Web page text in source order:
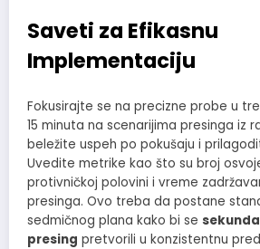
Saveti za Efikasnu
Implementaciju
Fokusirajte se na precizne probe u
15 minuta na scenarijima presinga iz
beležite uspeh po pokušaju i
Uvedite metrike kao što su broj
protivničkoj polovini i vreme
presinga. Ovo treba da postane
sedmičnog plana kako bi se
presing pretvorili u konzistentnu